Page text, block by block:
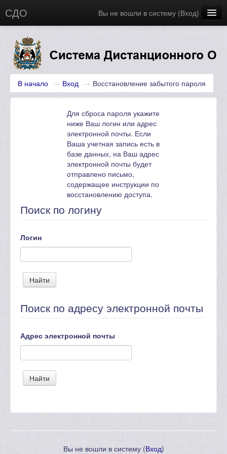
СДО Вы не вошли в систему (Вход)
Новости
Русский (ru)
В начало → Вход → Восстановление забытого пароля
Для сброса пароля укажите
ниже Ваш логин или адрес
электронной почты. Если
Ваша учетная запись есть в
базе данных, на Ваш адрес
электронной почты будет
отправлено письмо,
содержащее инструкции по
восстановлению доступа.
Поиск по логину
Логин
Поиск по адресу электронной почты
Адрес электронной почты
Вы не вошли в систему (Вход)